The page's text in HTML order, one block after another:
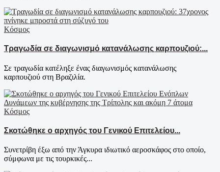
Κόσμος
Τραγωδία σε διαγωνισμό κατανάλωσης καρπουζιού:...
Σε τραγωδία κατέληξε ένας διαγωνισμός κατανάλωσης
καρπουζιού στη Βραζιλία.
Κόσμος
Σκοτώθηκε ο αρχηγός του Γενικού Επιτελείου...
Συνετρίβη έξω από την Άγκυρα ιδιωτικό αεροσκάφος στο οποίο,
σύμφωνα με τις τουρκικές...